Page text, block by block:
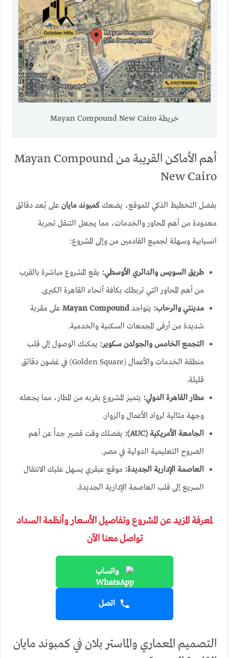
خريطة Mayan Compound New Cairo
أهم الأماكن القريبة من Mayan Compound
New Cairo
بفضل التخطيط الذكي للموقع، يضعككمبوند مايان على بُعد دقائق
معدودة من أهم المحاور والخدمات، مما يجعل التنقل تجربة
انسيابية وسهلة لجميع القادمين من وإلى المشروع:
طريق السويس والدائري الأوسطي: يقع المشروع مباشرة بالقرب
من أهم المحاور التي تربطك بكافة أنحاء القاهرة الكبرى.
مدينتي والرحاب: يتواجدMayan Compound على مقربة
شديدة من أرقى المجمعات السكنية والخدمية.
التجمع الخامس والجولدن سكوير: يمكنك الوصول إلى قلب
منطقة الخدمات والأعمال (Golden Square) في غضون دقائق
قليلة.
مطار القاهرة الدولي: يتميز المشروع بقربه من المطار، مما يجعله
وجهة مثالية لرواد الأعمال والزوار.
الجامعة الأمريكية (AUC):
يفصلك وقت قصير جداً عن أهم
الصروح التعليمية الدولية في مصر.
العاصمة الإدارية الجديدة: موقع عبقري يسهل عليك الانتقال
السريع إلى قلب العاصمة الإدارية الجديدة.
لمعرفة المزيد عن المشروع وتفاصيل الأسعار وأنظمة السداد
تواصل معنا الآن
واتساب
اتصل
التصميم المعماري والماستر بلان في كمبوند مايان